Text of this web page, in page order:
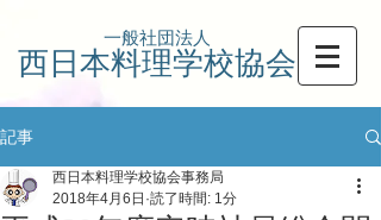
一般社団法人
西日本料理学校協会
記事
西日本料理学校協会事務局
2018年4月6日 読了時間: 1分